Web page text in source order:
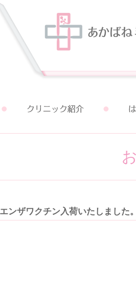
ンザワクチン入荷いたしました。